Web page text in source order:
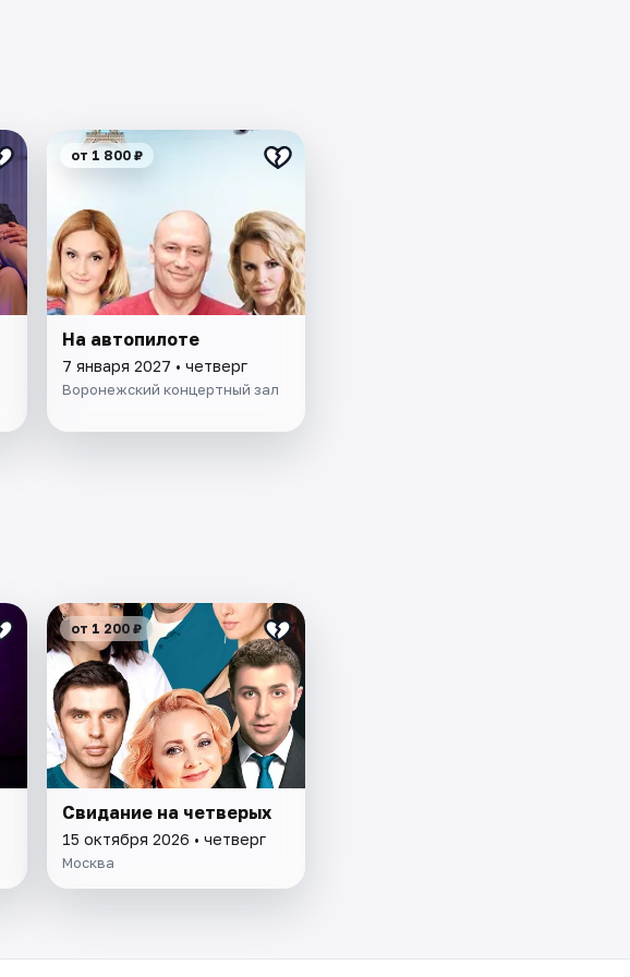
от 1 800 ₽
На автопилоте
7 января 2027 • четверг
Воронежский концертный зал
от 1 200 ₽
Свидание на четверых
15 октября 2026 • четверг
Москва